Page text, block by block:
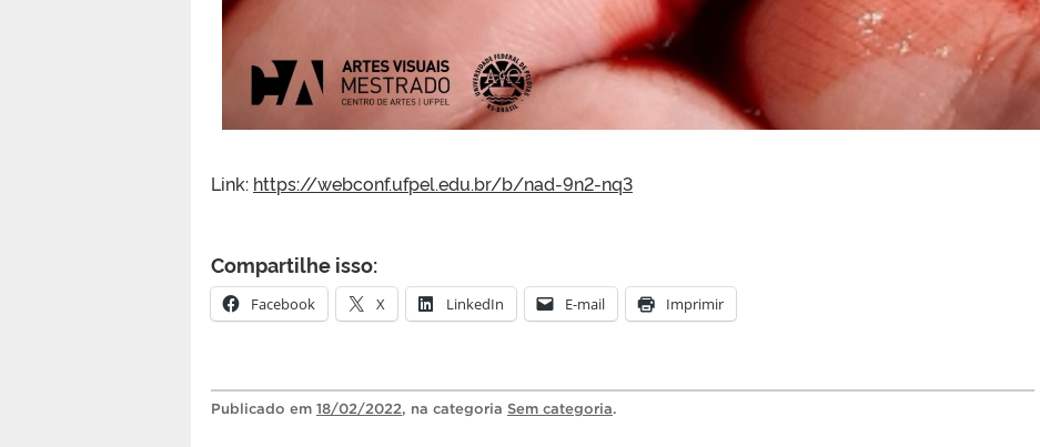
Link: https://webconf.ufpel.edu.br/b/nad-9n2-nq3
Compartilhe isso:
Facebook X LinkedIn E-mail Imprimir
Publicado em 18/02/2022, na categoria Sem categoria.